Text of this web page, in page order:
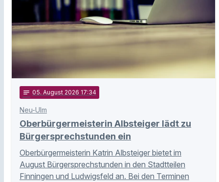
notes 05. August 2026 17:34
Neu-Ulm
Oberbürgermeisterin Albsteiger lädt zu
Bürgersprechstunden ein
Oberbürgermeisterin Katrin Albsteiger bietet im
August Bürgersprechstunden in den Stadtteilen
Finningen und Ludwigsfeld an. Bei den Terminen